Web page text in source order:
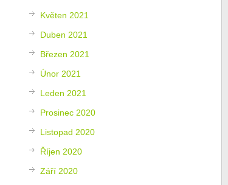
Květen 2021
Duben 2021
Březen 2021
Únor 2021
Leden 2021
Prosinec 2020
Listopad 2020
Říjen 2020
Září 2020